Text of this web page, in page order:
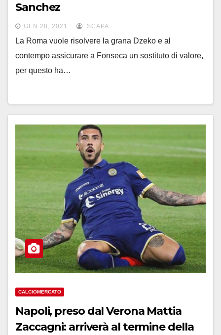
Sanchez
GEN 28, 2021 SCAPA
La Roma vuole risolvere la grana Dzeko e al
contempo assicurare a Fonseca un sostituto di valore,
per questo ha…
CALCIOMERCATO
Napoli, preso dal Verona Mattia
Zaccagni: arriverà al termine della